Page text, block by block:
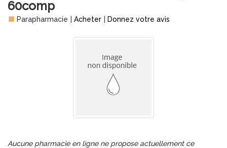
60comp
Parapharmacie Acheter Donnez votre avis
Aucune pharmacie en ligne ne propose actuellement ce